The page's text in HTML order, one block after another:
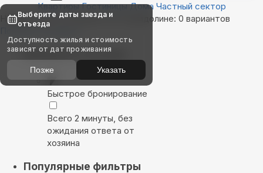
Квартиры Гостиницы Дома Частный сектор
Найдём, где остановиться в Цемдолине: 0 вариантов
Показать на карте
Выбирайте лучшее
Быстрое бронирование
Всего 2 минуты, без
ожидания ответа от
хозяина
Популярные фильтры
Выберите даты заезда и
отъезда
Доступность жилья и стоимость
зависят от дат проживания
Позже Указать